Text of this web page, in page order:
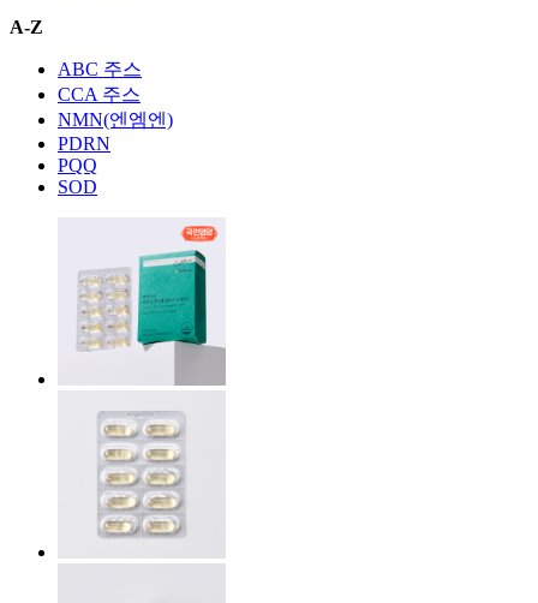
A-Z
ABC 주스
CCA 주스
NMN(엔엠엔)
PDRN
PQQ
SOD